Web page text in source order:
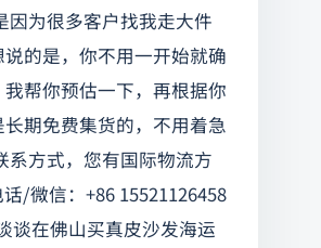
因为很多客户找我走大件
的是，你不用一开始就确
帮你预估一下，再根据你
期免费集货的，不用着急
系方式，您有国际物流方
/微信：+86 15521126458
谈在佛山买真皮沙发海运